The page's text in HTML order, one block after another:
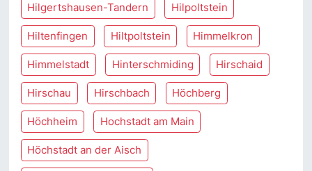
Hilgertshausen-Tandern Hilpoltstein
Hiltenfingen Hiltpoltstein Himmelkron
Himmelstadt Hinterschmiding Hirschaid
Hirschau Hirschbach Höchberg
Höchheim Hochstadt am Main
Höchstadt an der Aisch